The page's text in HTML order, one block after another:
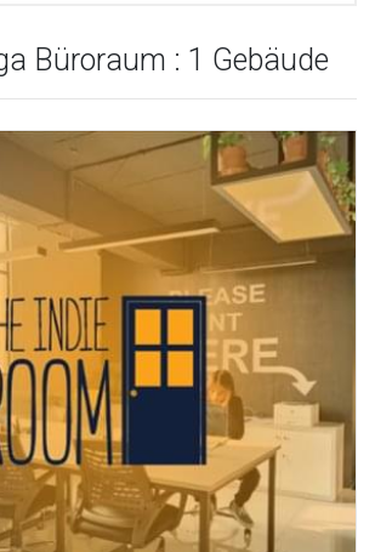
Büroraum : 1 Gebäude